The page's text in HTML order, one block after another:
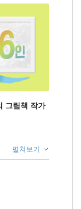
그림책 작가
펼쳐보기